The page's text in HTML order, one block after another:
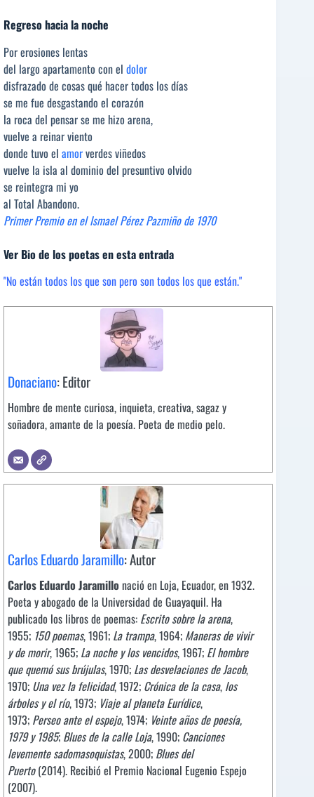
Regreso hacia la noche
Por erosiones lentas
del largo apartamento con el dolor
disfrazado de cosas qué hacer todos los días
se me fue desgastando el corazón
la roca del pensar se me hizo arena,
vuelve a reinar viento
donde tuvo el amorverdes viñedos
vuelve la isla al dominio del presuntivo olvido
se reintegra mi yo
al Total Abandono.
Primer Premio en el Ismael Pérez Pazmiño de 1970
Ver Bio de los poetas en esta entrada
"No están todos los que son pero son todos los que están."
Donaciano: Editor
Hombre de mente curiosa, inquieta, creativa, sagaz y
soñadora, amante de la poesía. Poeta de medio pelo.
Carlos Eduardo Jaramillo: Autor
Carlos Eduardo Jaramillo nació en Loja, Ecuador, en 1932.
Poeta y abogado de la Universidad de Guayaquil. Ha
publicado los libros de poemas: Escrito sobre la arena,
1955; 150 poemas, 1961; La trampa, 1964; Maneras de vivir
y de morir, 1965; La noche y los vencidos, 1967; El hombre
que quemó sus brújulas, 1970; Las desvelaciones de Jacob,
1970; Una vez la felicidad, 1972; Crónica de la casa, los
árboles y el río, 1973; Viaje al planeta Eurídice,
1973; Perseo ante el espejo, 1974; Veinte años de poesía,
1979 y 1985; Blues de la calle Loja, 1990; Canciones
levemente sadomasoquistas, 2000; Blues del
Puerto(2014). Recibió el Premio Nacional Eugenio Espejo
(2007)​.